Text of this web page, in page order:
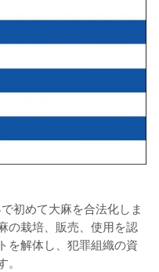
初めて大麻を合法化しま
の栽培、販売、使用を認
を解体し、犯罪組織の資